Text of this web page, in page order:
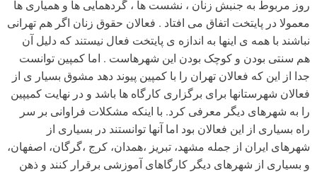
روز مربوط به جنبش زنان ، نشست ها ، گردهمایی ها و همیاری ها
معمولا در پایتخت اتفاق می افتاد . فعالان حقوق زنان اگر هم تهرانی
نباشند با همه ی اینها به اندازه ی پایتخت فعال نیستند که دلیل آن
هم سنتی بودن و کوچک بودن این شهرهاست . اما کمپین توانست
جدا از این که فعالان تهران را با کمپین پیوند دهد مشوق بسیار ی از
فعالان شهرستانها برای برگزاری کارگاه ها باشد و در نهایت کمیپین
را به شهرهای دیگر معرفی کرد. با اینکه مشکلات فراوانی بر سر
راه بسیاری از این فعالان بود اما آنها توانستند در بسیاری از
شهرهای ایران از جمله مشهد، تبریز ،همدان، کرج ،گرگان، اصفهان،
و بسیاری از شهرهای دیگر کارگاهای آموزشی برقرار کنند و ذهن